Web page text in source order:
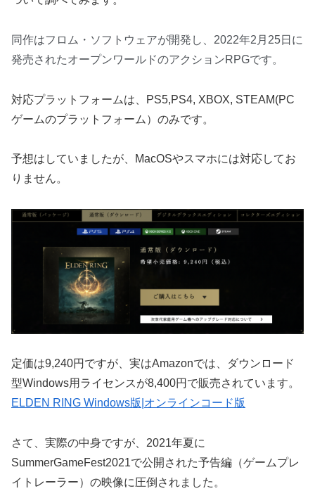
同作はフロム・ソフトウェアが開発し、2022年2月25日に
発売されたオープンワールドのアクションRPGです。
対応プラットフォームは、PS5,PS4, XBOX, STEAM(PC
ゲームのプラットフォーム）のみです。
予想はしていましたが、MacOSやスマホには対応してお
りません。
定価は9,240円ですが、実はAmazonでは、ダウンロード
型Windows用ライセンスが8,400円で販売されています。
ELDEN RING Windows版|オンラインコード版
さて、実際の中身ですが、2021年夏に
SummerGameFest2021で公開された予告編（ゲームプレ
イトレーラー）の映像に圧倒されました。